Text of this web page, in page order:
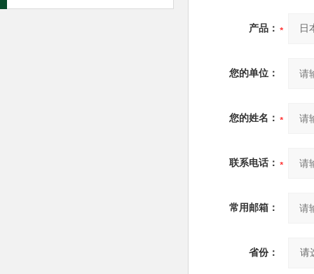
产品：
您的单位：
您的姓名：
联系电话：
常用邮箱：
省份：